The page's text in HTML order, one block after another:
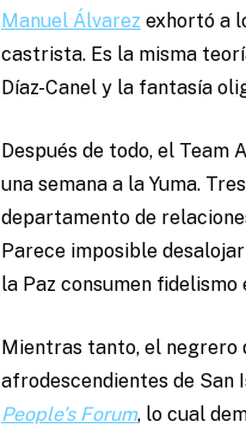
Manuel Álvarez exhortó a
castrista. Es la misma
Díaz-Canel y la fantasía
Después de todo, el Team
una semana a la Yuma.
departamento de
Parece imposible
la Paz consumen fidelismo
Mientras tanto, el negrero
afrodescendientes de San
People’s Forum, lo cual